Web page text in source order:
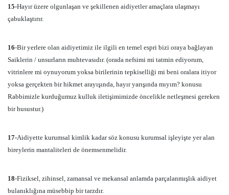
15-Hayır üzere olgunlaşan ve şekillenen aidiyetler amaçlara ulaşmayı
çabuklaştırır.
16-Bir yerlere olan aidiyetimiz ile ilgili en temel espri bizi oraya bağlayan
Saiklerin / unsurların muhtevasıdır. (orada nefsimi mi tatmin ediyorum,
vitrinlere mi oynuyorum yoksa birilerinin tepkiselliği mi beni oralara itiyor
yoksa gerçekten bir hikmet arayışında, hayır yarışında mıyım? konusu
Rabbimizle kurduğumuz kulluk iletişimimizde öncelikle netleşmesi gereken
bir husustur.)
17-Aidiyette kurumsal kimlik kadar söz konusu kurumsal işleyişte yer alan
bireylerin mantaliteleri de önemsenmelidir.
18-Fiziksel, zihinsel, zamansal ve mekansal anlamda parçalanmışlık aidiyet
bulanıklığına müsebbip bir tarzdır.